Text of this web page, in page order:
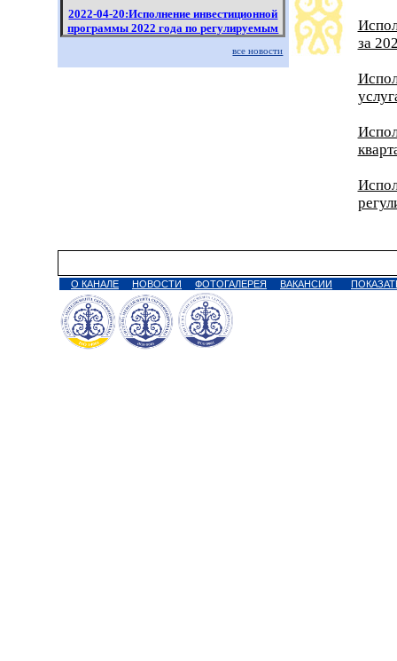
2022-04-20:Исполнение инвестиционной
программы 2022 года по регулируемым
услугам за 1 квартал 2022 года
2022-04-18:Информация по отчету за
все новости
за
О КАНАЛЕ НОВОСТИ ФОТОГАЛЕРЕЯ ВАКАНСИИ